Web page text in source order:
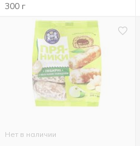
300 г
Нет в наличии